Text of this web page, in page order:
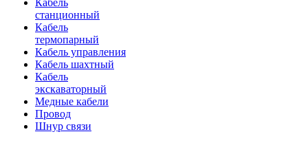
Кабель
станционный
Кабель
термопарный
Кабель управления
Кабель шахтный
Кабель
экскаваторный
Медные кабели
Провод
Шнур связи